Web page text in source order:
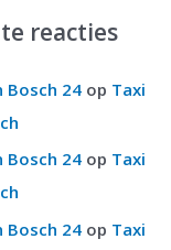
reacties
Bosch 24 op Taxi
Bosch 24 op Taxi
Bosch 24 op Taxi